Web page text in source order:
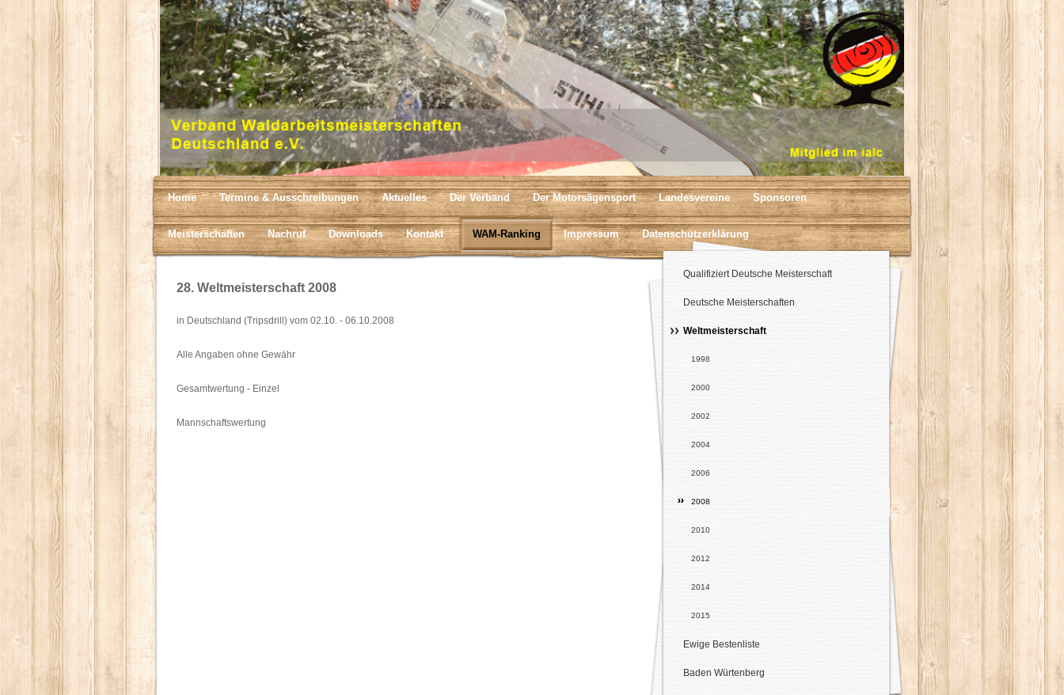
Home Termine & Ausschreibungen Aktuelles Der Verband Der Motorsägensport Landesvereine Sponsoren
Meisterschaften Nachruf Downloads Kontakt WAM-Ranking Impressum Datenschutzerklärung
28. Weltmeisterschaft 2008
in Deutschland (Tripsdrill) vom 02.10. - 06.10.2008
Alle Angaben ohne Gewähr
Gesamtwertung - Einzel
Mannschaftswertung
Qualifiziert Deutsche Meisterschaft
Deutsche Meisterschaften
Weltmeisterschaft
1998
2000
2002
2004
2006
2008
2010
2012
2014
2015
Ewige Bestenliste
Baden Würtenberg